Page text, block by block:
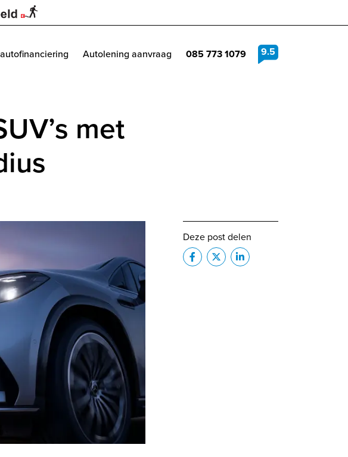
9.5
Autolening aanvraag 085 773 1079
met
Deze post delen